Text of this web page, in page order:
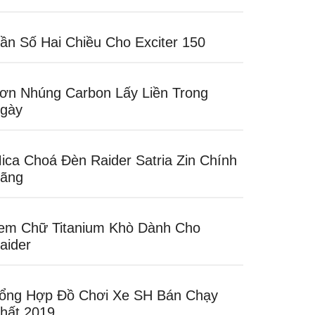
Số Hai Chiều Cho Exciter 150
Nhúng Carbon Lấy Liền Trong
Choá Đèn Raider Satria Zin Chính
Chữ Titanium Khò Dành Cho
Hợp Đồ Chơi Xe SH Bán Chạy